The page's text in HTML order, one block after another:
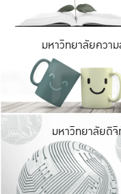
มหาวิทยาลัยควา
มหาวิทยาลัยดิ